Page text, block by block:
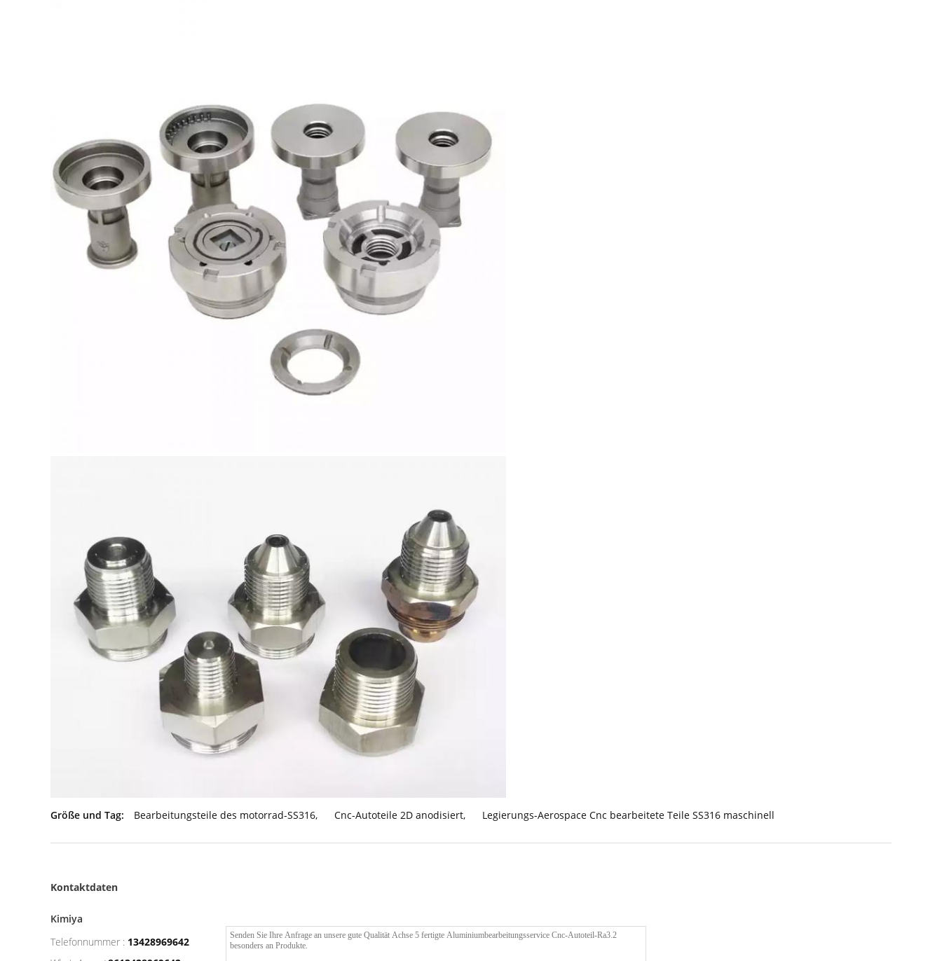
Größe und Tag: Bearbeitungsteile des motorrad-SS316, Cnc-Autoteile 2D anodisiert, Legierungs-Aerospace Cnc bearbeitete Teile SS316 maschinell
Kontaktdaten
Kimiya
Telefonnummer : 13428969642